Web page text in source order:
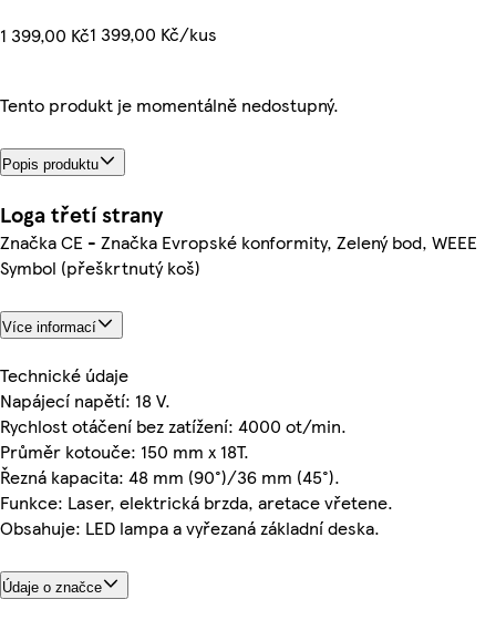
1 399,00 Kč1 399,00 Kč/kus
Tento produkt je momentálně nedostupný.
Popis produktu
Loga třetí strany
Značka CE - Značka Evropské konformity, Zelený bod, WEEE
Symbol (přeškrtnutý koš)
Více informací
Technické údaje
Napájecí napětí: 18 V.
Rychlost otáčení bez zatížení: 4000 ot/min.
Průměr kotouče: 150 mm x 18T.
Řezná kapacita: 48 mm (90°)/36 mm (45°).
Funkce: Laser, elektrická brzda, aretace vřetene.
Obsahuje: LED lampa a vyřezaná základní deska.
Údaje o značce